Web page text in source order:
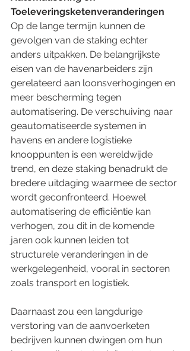
Toeleveringsketenveranderingen
Op de lange termijn kunnen de
gevolgen van de staking echter
anders uitpakken. De belangrijkste
eisen van de havenarbeiders zijn
gerelateerd aan loonsverhogingen en
meer bescherming tegen
automatisering. De verschuiving naar
geautomatiseerde systemen in
havens en andere logistieke
knooppunten is een wereldwijde
trend, en deze staking benadrukt de
bredere uitdaging waarmee de sector
wordt geconfronteerd. Hoewel
automatisering de efficiëntie kan
verhogen, zou dit in de komende
jaren ook kunnen leiden tot
structurele veranderingen in de
werkgelegenheid, vooral in sectoren
zoals transport en logistiek.
Daarnaast zou een langdurige
verstoring van de aanvoerketen
bedrijven kunnen dwingen om hun